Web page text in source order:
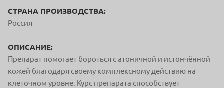
СТРАНА ПРОИЗВОДСТВА:
Россия
ОПИСАНИЕ:
Препарат помогает бороться с атоничной и истончённой
кожей благодаря своему комплексному действию на
клеточном уровне. Курс препарата способствует